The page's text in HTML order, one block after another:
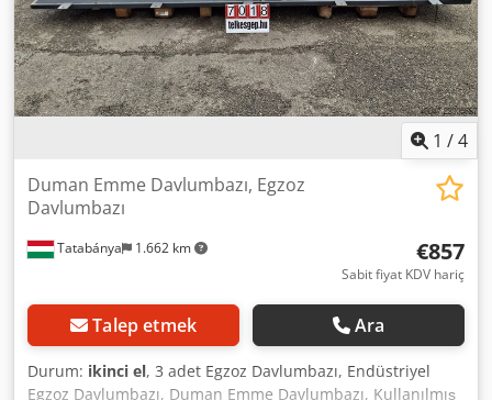
1 /4
Tatabánya 1.662 km
Duman Emme Davlumbazı, Egzoz
Davlumbazı
€857
Sabit fiyat KDV hariç
Talep etmek Ara
Durum: ikinci el, 3 adet Egzoz Davlumbazı, Endüstriyel
Egzoz Davlumbazı, Duman Emme Davlumbazı, Kullanılmış